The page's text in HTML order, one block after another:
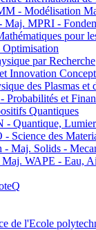
- Modélisation
MPRI -
pour
par Recherche
Innovation
des Plasmas et
et
Quantiques
Quantique,
Science des
Maj. Solids -
WAPE - Eau,
de l'Ecole